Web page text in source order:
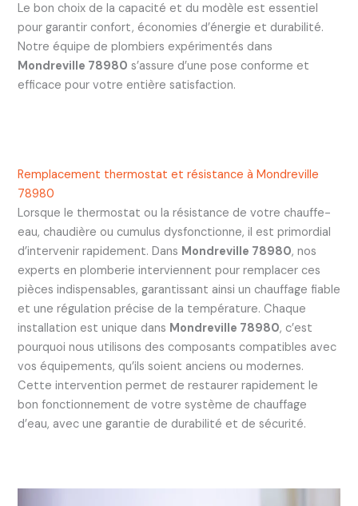
Le bon choix de la capacité et du modèle est essentiel
pour garantir confort, économies d’énergie et durabilité.
Notre équipe de plombiers expérimentés dans
Mondreville 78980 s’assure d’une pose conforme et
efficace pour votre entière satisfaction.
Remplacement thermostat et résistance à Mondreville
78980
Lorsque le thermostat ou la résistance de votre chauffe-
eau, chaudière ou cumulus dysfonctionne, il est primordial
d’intervenir rapidement. Dans Mondreville 78980, nos
experts en plomberie interviennent pour remplacer ces
pièces indispensables, garantissant ainsi un chauffage fiable
et une régulation précise de la température. Chaque
installation est unique dans Mondreville 78980, c’est
pourquoi nous utilisons des composants compatibles avec
vos équipements, qu’ils soient anciens ou modernes.
Cette intervention permet de restaurer rapidement le
bon fonctionnement de votre système de chauffage
d’eau, avec une garantie de durabilité et de sécurité.